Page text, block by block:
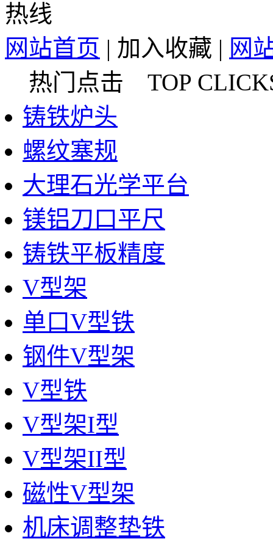
网站首页 | 加入收藏 | 网
热门点击 TOP
铸铁炉头
螺纹塞规
大理石光学平台
镁铝刀口平尺
铸铁平板精度
V型架
单口V型铁
钢件V型架
V型铁
V型架I型
V型架II型
磁性V型架
机床调整垫铁